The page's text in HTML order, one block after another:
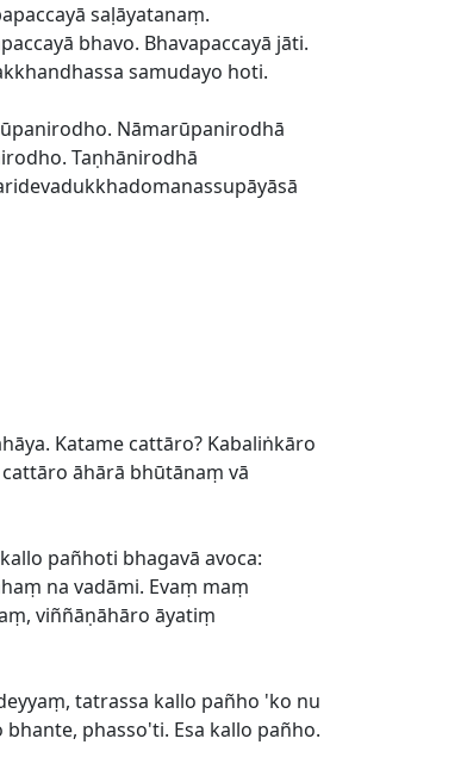
saḷāyatanaṃ.
bhavo. Bhavapaccayā jāti.
samudayo hoti.
Nāmarūpanirodhā
Taṇhānirodhā
Katame cattāro? Kabaliṅkāro
āhārā bhūtānaṃ vā
pañhoti bhagavā avoca:
na vadāmi. Evaṃ maṃ
viññāṇāhāro āyatiṃ
tatrassa kallo pañho 'ko nu
phasso'ti. Esa kallo pañho.